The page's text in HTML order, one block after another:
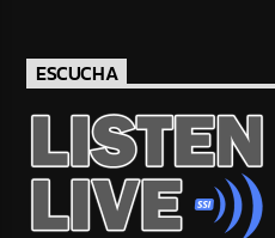
ESCUCHA